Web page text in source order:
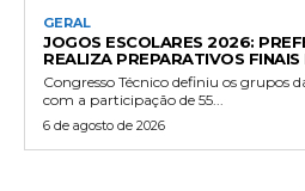
GERAL
JOGOS ESCOLARES 2026:
REALIZA PREPARATIVOS
Congresso Técnico definiu os grupos
com a participação de 55...
6 de agosto de 2026